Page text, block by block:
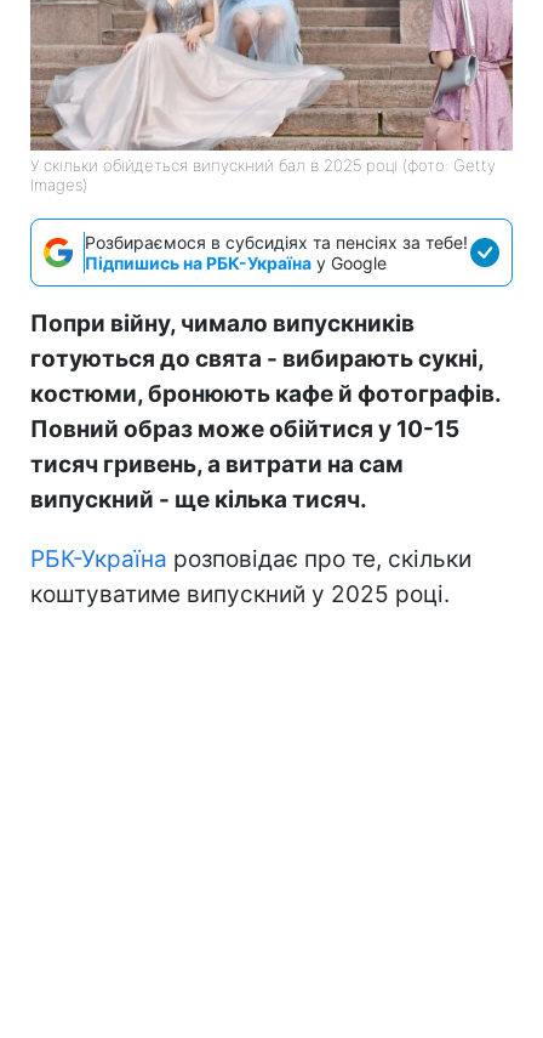
У скільки обійдеться випускний бал в 2025 році (фото: Getty
Images)
Розбираємося в субсидіях та пенсіях за тебе!
Підпишись на РБК-Україна у Google
Попри війну, чимало випускників
готуються до свята - вибирають сукні,
костюми, бронюють кафе й фотографів.
Повний образ може обійтися у 10-15
тисяч гривень, а витрати на сам
випускний - ще кілька тисяч.
РБК-Україна розповідає про те, скільки
коштуватиме випускний у 2025 році.